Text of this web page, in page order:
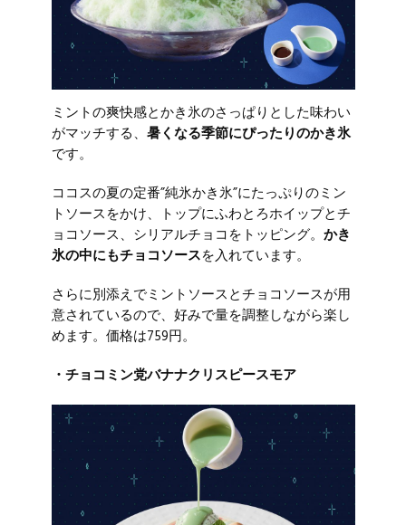
ミントの爽快感とかき氷のさっぱりとした味わい
がマッチする、 暑くなる季節にぴったりのかき氷
です。
ココスの夏の定番”純氷かき氷”にたっぷりのミン
トソースをかけ、トップにふわとろホイップとチ
ョコソース、シリアルチョコをトッピング。 かき
氷の中にもチョコソースを入れています。
さらに別添えでミントソースとチョコソースが用
意されているので、好みで量を調整しながら楽し
めます。価格は759円。
・チョコミン党バナナクリスピースモア